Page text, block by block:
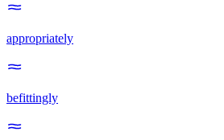
appropriately
befittingly